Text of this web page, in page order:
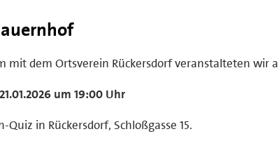
mit dem Ortsverein Rückersdorf veranstalteten wir
um 19:00 Uhr
Quiz in Rückersdorf, Schloßgasse 15.